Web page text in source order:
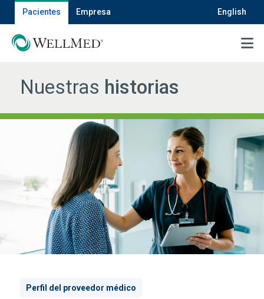
Pacientes Empresa English
MENU
Nuestras historias
Perfil del proveedor médico